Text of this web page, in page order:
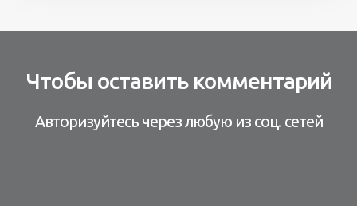
Чтобы оставить комментарий
Авторизуйтесь через любую из соц. сетей